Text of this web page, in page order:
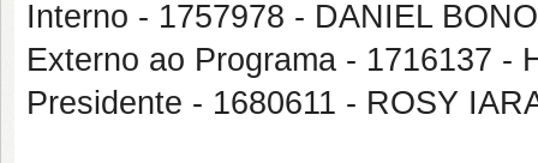
Interno - 1757978 - DANIEL
Externo ao Programa - 1716137 -
Presidente - 1680611 - ROSY